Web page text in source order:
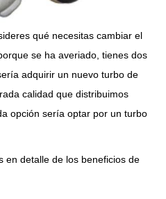
qué necesitas cambiar el
se ha averiado, tienes dos
adquirir un nuevo turbo de
calidad que distribuimos
opción sería optar por un turbo
en detalle de los beneficios de